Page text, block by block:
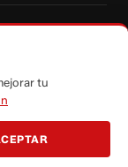
Vistazo.com.
tu